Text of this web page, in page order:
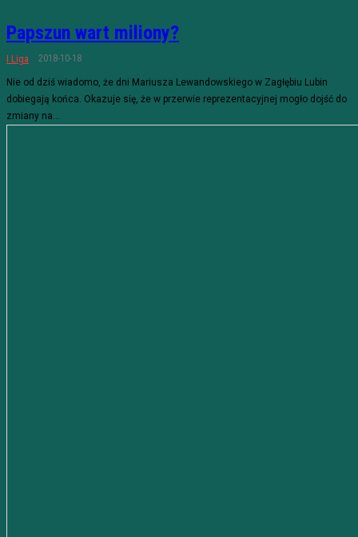
Papszun wart miliony?
I Liga 2018-10-18
Nie od dziś wiadomo, że dni Mariusza Lewandowskiego w Zagłębiu Lubin
dobiegają końca. Okazuje się, że w przerwie reprezentacyjnej mogło dojść do
zmiany na...